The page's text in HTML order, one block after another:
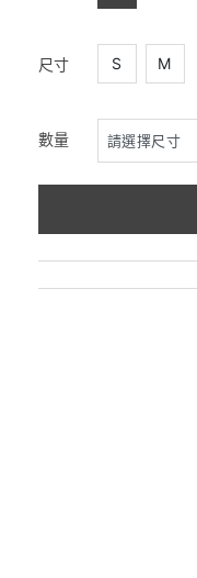
尺寸 S M
數量